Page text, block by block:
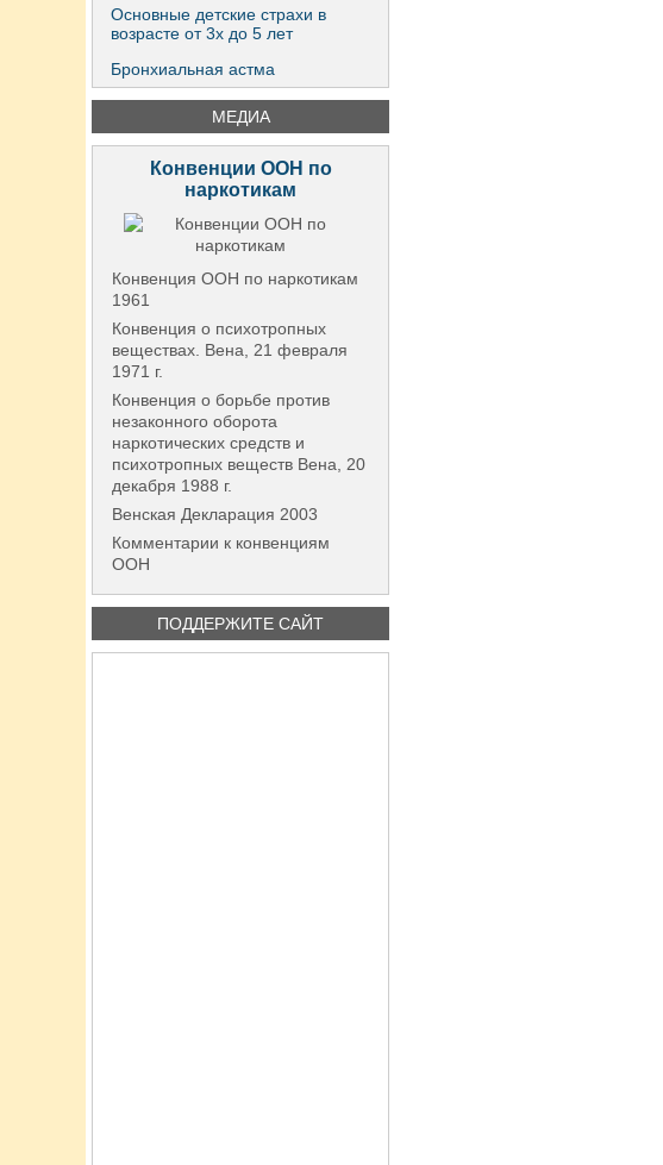
Основные детские страхи в
возрасте от 3х до 5 лет
Бронхиальная астма
МЕДИА
Конвенции ООН по
наркотикам
Конвенция ООН по наркотикам
1961
Конвенция о психотропных
веществах. Вена, 21 февраля
1971 г.
Конвенция о борьбе против
незаконного оборота
наркотических средств и
психотропных веществ Вена, 20
декабря 1988 г.
Венская Декларация 2003
Комментарии к конвенциям
ООН
ПОДДЕРЖИТЕ САЙТ